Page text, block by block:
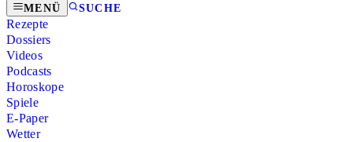
MENÜ SUCHE
Rezepte
Dossiers
Videos
Podcasts
Horoskope
Spiele
E-Paper
Wetter